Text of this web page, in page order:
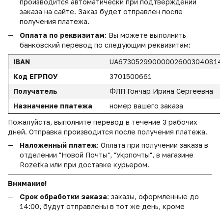
заказа на сайте. Заказ будет отправлен после
получения платежа.
Оплата по реквизитам: Вы можете выполнить
банковский перевод по следующим реквизитам:
IBAN
Код ЕГРПОУ
3701500661
Получатель
ФЛП Гончар Ирина Сергеевна
Назначение платежа
номер вашего заказа
Пожалуйста, выполните перевод в течение 3 рабочих
дней. Отправка производится после получения платежа.
Наложенный платеж: Оплата при получении заказа в
отделении "Новой Почты", "Укрпочты", в магазине
Rozetka или при доставке курьером.
Внимание!
Срок обработки заказа: заказы, оформленные до
14:00, будут отправлены в тот же день, кроме